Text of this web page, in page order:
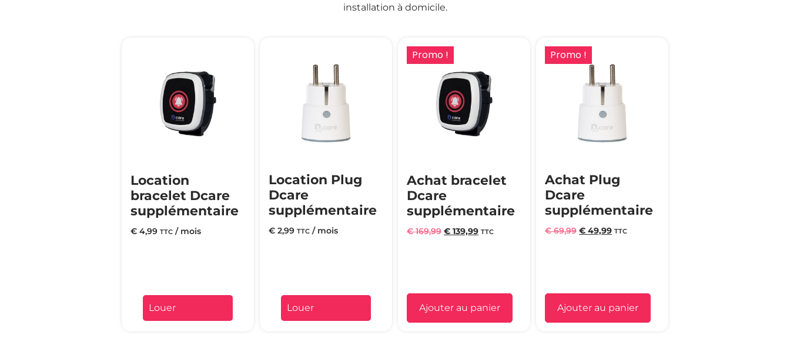
installation à domicile.
Location
bracelet Dcare
supplémentaire
€ 4,99 TTC / mois
Location Plug
Dcare
supplémentaire
€ 2,99 TTC / mois
Promo !
Achat bracelet
Dcare
supplémentaire
€169,99 € 139,99 TTC
Ajouter au panier
Promo !
Achat Plug
Dcare
supplémentaire
€69,99 € 49,99 TTC
Ajouter au panier